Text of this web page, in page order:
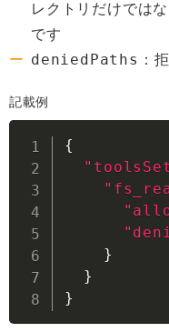
レクトリだけでは
です
deniedPaths ：
記載例
{
}
}
}